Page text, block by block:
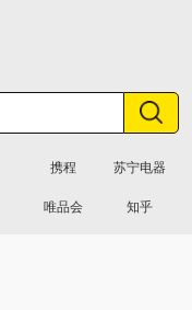
携程 苏宁电器
唯品会 知乎